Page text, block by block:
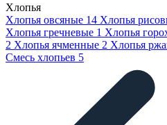
Хлопья
Хлопья овсяные 14 Хлопья
Хлопья гречневые 1 Хлопья
2 Хлопья ячменные 2 Хлопья
Смесь хлопьев 5